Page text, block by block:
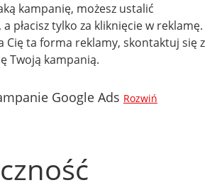
kampanię, możesz ustalić
płacisz tylko za kliknięcie w reklamę.
Cię ta forma reklamy, skontaktuj się z
Twoją kampanią.
Google Ads Rozwiń